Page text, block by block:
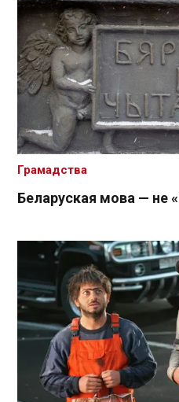
Беларуская мова — не
Грамадства